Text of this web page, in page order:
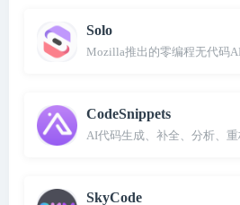
Solo
Mozilla推出的零编程无代码
CodeSnippets
AI代码生成、补全、分析、
SkyCode